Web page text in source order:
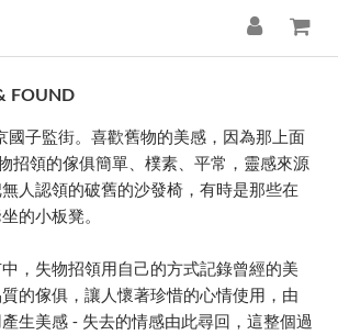
FOUND
國子監街。喜歡舊物的美感，因為那上面
招領的傢俱簡單、樸素、平常，靈感來源
人認領的破舊的沙發椅，有時是那些在
的小板凳。
，失物招領用自己的方式記錄曾經的美
的傢俱，讓人懷著珍惜的心情使用，由
生美感 - 失去的情感由此尋回，這整個過